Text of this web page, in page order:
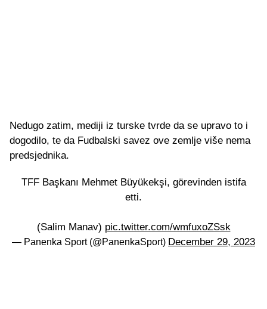
Nedugo zatim, mediji iz turske tvrde da se upravo to i
dogodilo, te da Fudbalski savez ove zemlje više nema
predsjednika.
TFF Başkanı Mehmet Büyükekşi, görevinden istifa
etti.
(Salim Manav) pic.twitter.com/wmfuxoZSsk
— Panenka Sport (@PanenkaSport) December 29, 2023